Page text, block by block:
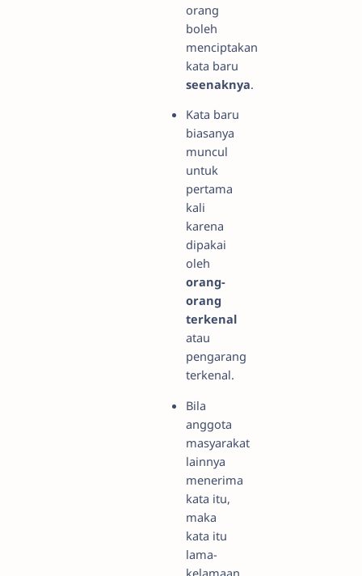
orang
boleh
menciptakan
kata baru
seenaknya.
Kata baru
biasanya
muncul
untuk
pertama
kali
karena
dipakai
oleh
orang-
orang
terkenal
atau
pengarang
terkenal.
Bila
anggota
masyarakat
lainnya
menerima
kata itu,
maka
kata itu
lama-
kelamaan